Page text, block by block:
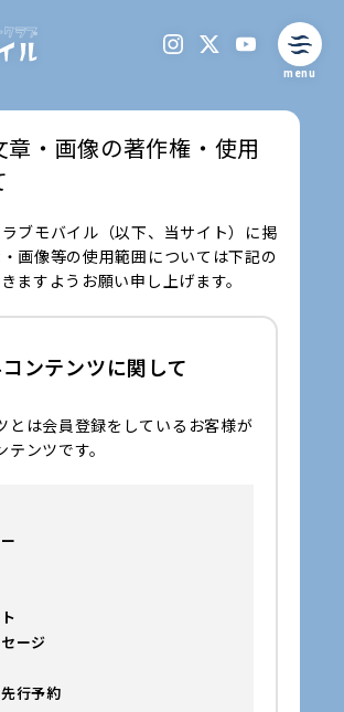
menu
章・画像の著作権・使用
ブモバイル（以下、当サイト）に掲
画像等の使用範囲については下記の
ますようお願い申し上げます。
ンテンツに関して
とは会員登録をしているお客様が
テンツです。
ージ
行予約